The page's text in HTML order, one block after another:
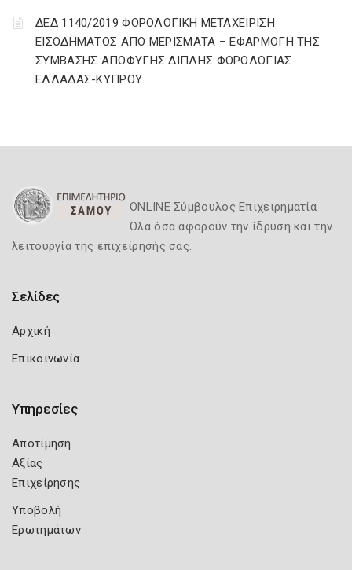
ΔΕΔ 1140/2019 ΦΟΡΟΛΟΓΙΚΗ ΜΕΤΑΧΕΙΡΙΣΗ
ΕΙΣΟΔΗΜΑΤΟΣ ΑΠΟ ΜΕΡΙΣΜΑΤΑ – ΕΦΑΡΜΟΓΗ ΤΗΣ
ΣΥΜΒΑΣΗΣ ΑΠΟΦΥΓΗΣ ΔΙΠΛΗΣ ΦΟΡΟΛΟΓΙΑΣ
ΕΛΛΑΔΑΣ-ΚΥΠΡΟΥ.
ONLINE Σύμβουλος Επιχειρηματία
Όλα όσα αφορούν την ίδρυση και την
λειτουργία της επιχείρησής σας.
Σελίδες
Αρχική
Επικοινωνία
Υπηρεσίες
Αποτίμηση
Αξίας
Επιχείρησης
Υποβολή
Ερωτημάτων